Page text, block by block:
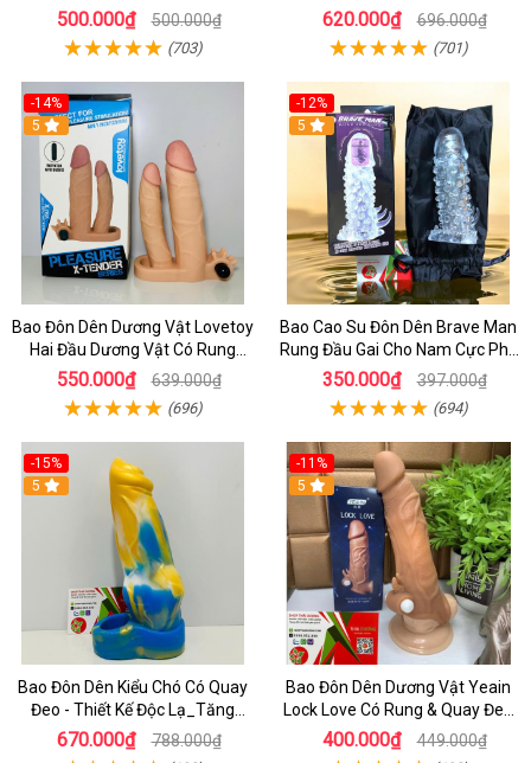
Dương Vật 3cm Cho Nam
500.000₫ 500.000₫
(703)
620.000₫ 696.000₫
(701)
-14%
5
Bao Đôn Dên Dương Vật Lovetoy
Hai Đầu Dương Vật Có Rung
Nhánh - dochoijapan.com
550.000₫ 639.000₫
(696)
-12%
5
Bao Cao Su Đôn Dên Brave Man
Rung Đầu Gai Cho Nam Cực Phê
Tăng 4cm
350.000₫ 397.000₫
(694)
-15%
5
Bao Đôn Dên Kiểu Chó Có Quay
Đeo - Thiết Kế Độc Lạ_Tăng
Khoái Cảm Cực Đỉnh
670.000₫ 788.000₫
-11%
5
Bao Đôn Dên Dương Vật Yeain
Lock Love Có Rung & Quay Đeo
Đôn To Dương Vật Cho Nam
400.000₫ 449.000₫